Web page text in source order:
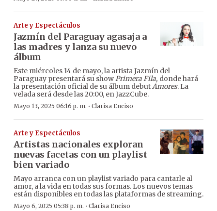
Arte y Espectáculos
Jazmín del Paraguay agasaja a
las madres y lanza su nuevo
álbum
Este miércoles 14 de mayo, la artista Jazmín del
Paraguay presentará su showPrimera Fila, donde hará
la presentación oficial de su álbum debutAmores. La
velada será desde las 20:00, en JazzCube.
Mayo 13, 2025 06:16 p. m. · Clarisa Enciso
Arte y Espectáculos
Artistas nacionales exploran
nuevas facetas con un playlist
bien variado
Mayo arranca con un playlist variado para cantarle al
amor, a la vida en todas sus formas. Los nuevos temas
están disponibles en todas las plataformas de streaming.
Mayo 6, 2025 05:38 p. m. · Clarisa Enciso